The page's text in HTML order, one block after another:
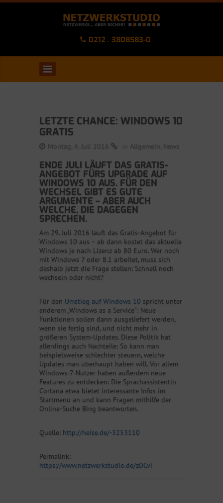
0212 . 3808583-0
LETZTE CHANCE: WINDOWS 10
GRATIS
Montag, 4. Juli 2016 Allgemein News
ENDE JULI LÄUFT DAS GRATIS-
ANGEBOT FÜRS UPGRADE AUF
WINDOWS 10 AUS. FÜR DEN
WECHSEL GIBT ES GUTE
ARGUMENTE – ABER AUCH
WELCHE, DIE DAGEGEN
SPRECHEN.
Am 29. Juli 2016 läuft das Gratis-Angebot für
Windows 10 aus – ab dann kostet das aktuelle
Windows je nach Lizenz ab 80 Euro. Wer noch
mit Windows 7 oder 8.1 arbeitet, muss sich
deshalb jetzt die Frage stellen: Schnell noch
wechseln oder nicht?
Für den Umstieg auf Windows 10 spricht unter
anderem „Windows as a Service“: Neue
Funktionen sollen dann ausgeliefert werden,
wenn sie fertig sind, und nicht mehr in
größeren System-Updates. Diese Politik hat
allerdings auch Nachteile: So kann man
beispielsweise schlechter steuern, welche
Updates man überhaupt haben will. Vor allem
Windows-7-Nutzer haben außerdem neue
Features zu entdecken: Die Sprachassistentin
Cortana etwa bietet interessante Infos im
Startmenü an und kann Fragen mithilfe der
Online-Suche Bing beantworten.
Quelle: http://heise.de/-3253110
Permalink:
https://www.netzwerkstudio.de/zDCvi